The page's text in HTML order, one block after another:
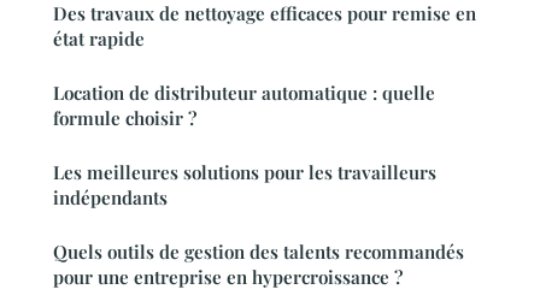
Des travaux de nettoyage efficaces pour remise en
état rapide
Location de distributeur automatique : quelle
formule choisir ?
Les meilleures solutions pour les travailleurs
indépendants
Quels outils de gestion des talents recommandés
pour une entreprise en hypercroissance ?